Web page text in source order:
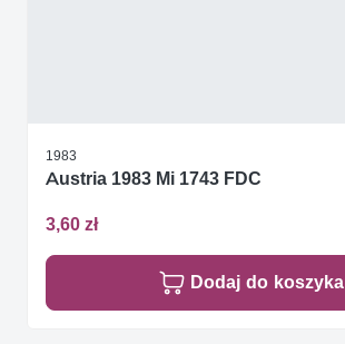
1983
Austria 1983 Mi 1743 FDC
3,60 zł
Dodaj do koszyka